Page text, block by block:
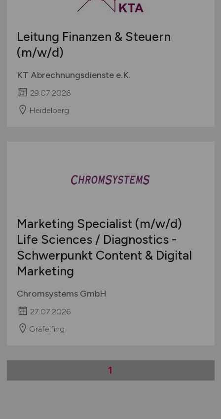
Leitung Finanzen & Steuern
(m/w/d)
KT Abrechnungsdienste e.K.
29.07.2026
Heidelberg
Marketing Specialist (m/w/d)
Life Sciences / Diagnostics -
Schwerpunkt Content & Digital
Marketing
Chromsystems GmbH
27.07.2026
Gräfelfing
1